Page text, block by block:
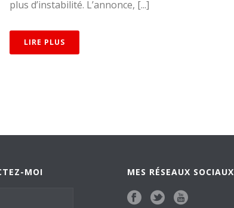
plus d’instabilité. L’annonce, [...]
LIRE PLUS
MOI MES RÉSEAUX SOCIAUX